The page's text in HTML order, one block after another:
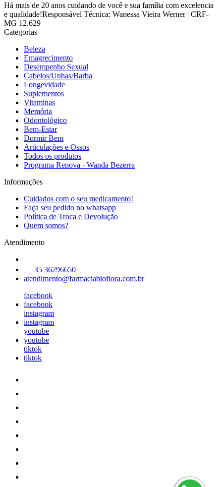
Há mais de 20 anos cuidando de você e sua família com excelencia
e qualidade!Responsável Técnica: Wanessa Vieira Werner | CRF-
MG 12.629
Categorias
Beleza
Emagrecimento
Desempenho Sexual
Cabelos/Unhas/Barba
Longevidade
Suplementos
Vitaminas
Memória
Odontológico
Bem-Estar
Dormir Bem
Articulações e Ossos
Todos os produtos
Programa Renova - Wanda Bezerra
Informações
Cuidados com o seu medicamento!
Faça seu pedido no whatsapp
Política de Troca e Devolução
Quem somos?
Atendimento
35 36296650
atendimento@farmaciabioflora.com.br
facebook
facebook
instagram
instagram
youtube
youtube
tiktok
tiktok